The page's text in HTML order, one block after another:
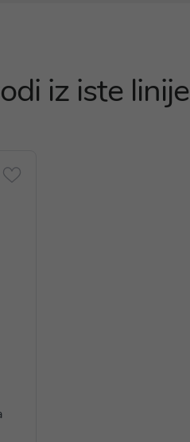
iz iste linije